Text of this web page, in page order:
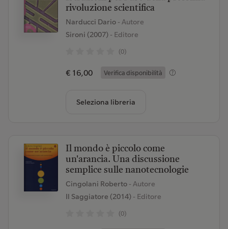
rivoluzione scientifica
Narducci Dario - Autore
Sironi (2007)- Editore
(0)
€ 16,00 Verifica disponibilità
Seleziona libreria
Il mondo è piccolo come
un'arancia. Una discussione
semplice sulle nanotecnologie
Cingolani Roberto - Autore
Il Saggiatore (2014)- Editore
(0)